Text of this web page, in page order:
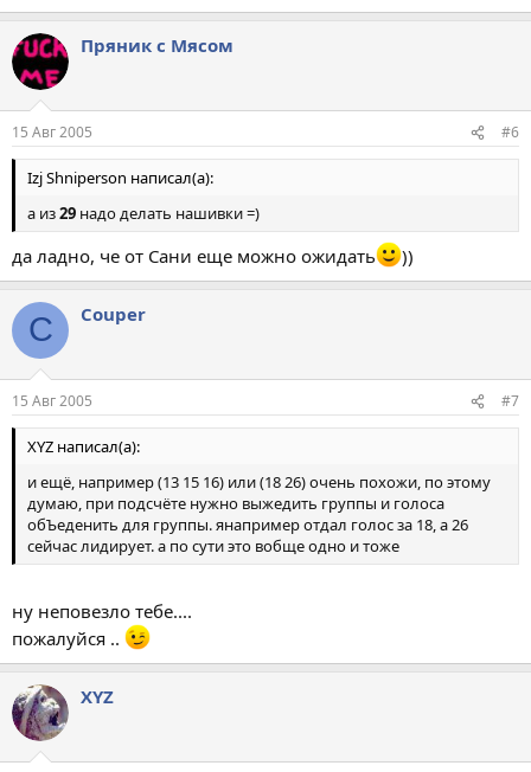
Пряник с Мясом
15 Авг 2005 #6
Izj Shniperson написал(а):
а из29 надо делать нашивки =)
да ладно, че от Сани еще можно ожидать ))
C Couper
15 Авг 2005 #7
XYZ написал(а):
и ещё, например (13 15 16) или (18 26) очень похожи, по этому
думаю, при подсчёте нужно выжедить группы и голоса
обЪеденить для группы. янапример отдал голос за 18, а 26
сейчас лидирует. а по сути это вобще одно и тоже
ну неповезло тебе....
пожалуйся ..
XYZ